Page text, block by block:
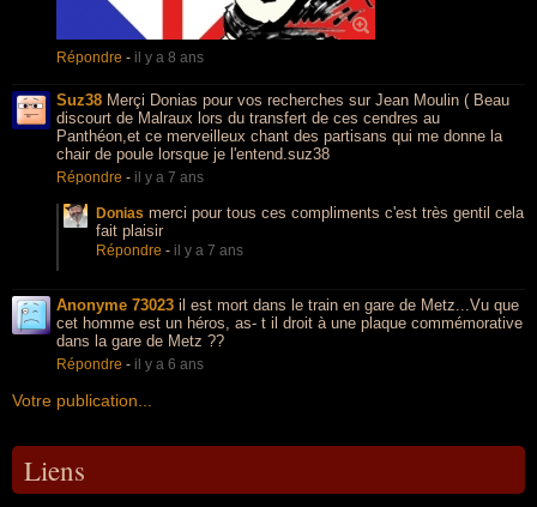
Répondre - il y a 8 ans
Suz38 Merçi Donias pour vos recherches sur Jean Moulin ( Beau
discourt de Malraux lors du transfert de ces cendres au
Panthéon,et ce merveilleux chant des partisans qui me donne la
chair de poule lorsque je l'entend.suz38
Répondre - il y a 7 ans
Donias merci pour tous ces compliments c'est très gentil cela
fait plaisir
Répondre - il y a 7 ans
Anonyme 73023 il est mort dans le train en gare de Metz...Vu que
cet homme est un héros, as- t il droit à une plaque commémorative
dans la gare de Metz ??
Répondre - il y a 6 ans
Votre publication...
Liens